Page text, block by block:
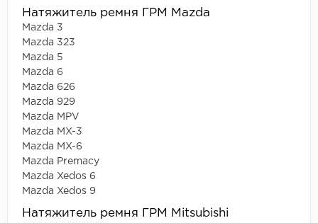
Натяжитель ремня ГРМ Mazda
Mazda 3
Mazda 323
Mazda 5
Mazda 6
Mazda 626
Mazda 929
Mazda MPV
Mazda MX-3
Mazda MX-6
Mazda Premacy
Mazda Xedos 6
Mazda Xedos 9
Натяжитель ремня ГРМ Mitsubishi